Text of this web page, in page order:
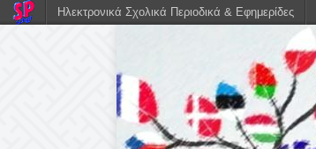
Ηλεκτρονικά Σχολικά Περιοδικά & Εφημερίδες